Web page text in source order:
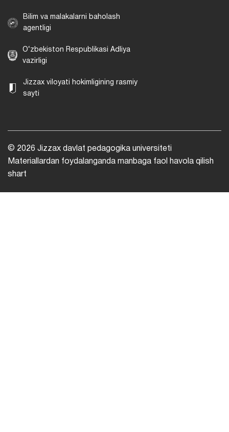
Bilim va malakalarni baholash
agentligi
O‘zbekiston Respublikasi Adliya
vazirligi
Jizzax viloyati hokimligining rasmiy
sayti
© 2026 Jizzax davlat pedagogika universiteti
Materiallardan foydalanganda manbaga faol havola qilish
shart